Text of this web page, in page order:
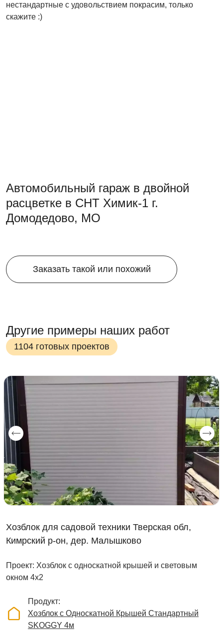
нестандартные с удовольствием покрасим, только
скажите :)
Автомобильный гараж в двойной
расцветке в СНТ Химик-1 г.
Домодедово, МО
Заказать такой или похожий
Другие примеры наших работ
1104 готовых проектов
Хозблок для садовой техники Тверская обл,
Кимрский р-он, дер. Малышково
Проект: Хозблок с односкатной крышей и световым
окном 4х2
Продукт
Хозблок с Односкатной Крышей Стандартный
SKOGGY 4м